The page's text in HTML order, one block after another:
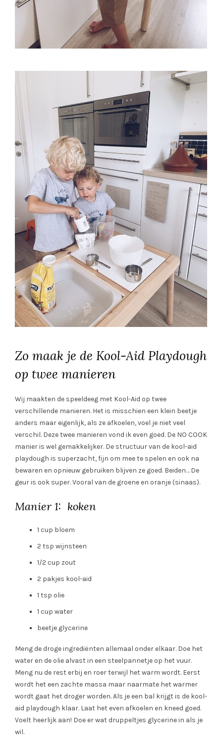
Zo maak je de Kool-Aid Playdough
op twee manieren
Wij maakten de speeldeeg met Kool-Aid op twee
verschillende manieren. Het is misschien een klein beetje
anders maar eigenlijk, als ze afkoelen, voel je niet veel
verschil. Deze twee manieren vond ik even goed. De NO COOK
manier is wel gemakkelijker. De structuur van de kool-aid
playdough is superzacht, fijn om mee te spelen en ook na
bewaren en opnieuw gebruiken blijven ze goed. Beiden… De
geur is ook super. Vooral van de groene en oranje (sinaas).
Manier 1: koken
1 cup bloem
2 tsp wijnsteen
1/2 cup zout
2 pakjes kool-aid
1 tsp olie
1 cup water
beetje glycerine
Meng de droge ingrediënten allemaal onder elkaar. Doe het
water en de olie alvast in een steelpannetje op het vuur.
Meng nu de rest erbij en roer terwijl het warm wordt. Eerst
wordt het een zachte massa maar naarmate het warmer
wordt gaat het droger worden. Als je een bal krijgt is de kool-
aid playdough klaar. Laat het even afkoelen en kneed goed.
Voelt heerlijk aan! Doe er wat druppeltjes glycerine in als je
wil.